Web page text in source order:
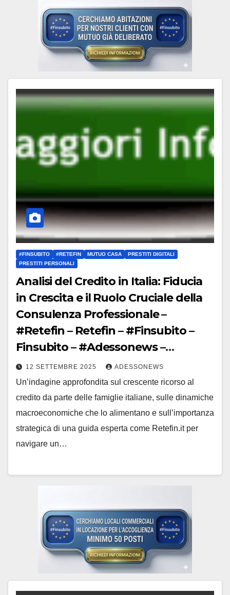
#FINSUBITO #RETEFIN MUTUO CASA
PRESTITI DIGITALI
PRESTITI PERSONALI
Analisi del Credito in Italia: Fiducia
in Crescita e il Ruolo Cruciale della
Consulenza Professionale –
#Retefin – Retefin – #Finsubito –
Finsubito – #Adessonews –
#Adessonews – #Finsubito –
Adessonews
12 SETTEMBRE 2025 ADESSONEWS
Un’indagine approfondita sul crescente ricorso al
credito da parte delle famiglie italiane, sulle dinamiche
macroeconomiche che lo alimentano e sull’importanza
strategica di una guida esperta come Retefin.it per
navigare un…